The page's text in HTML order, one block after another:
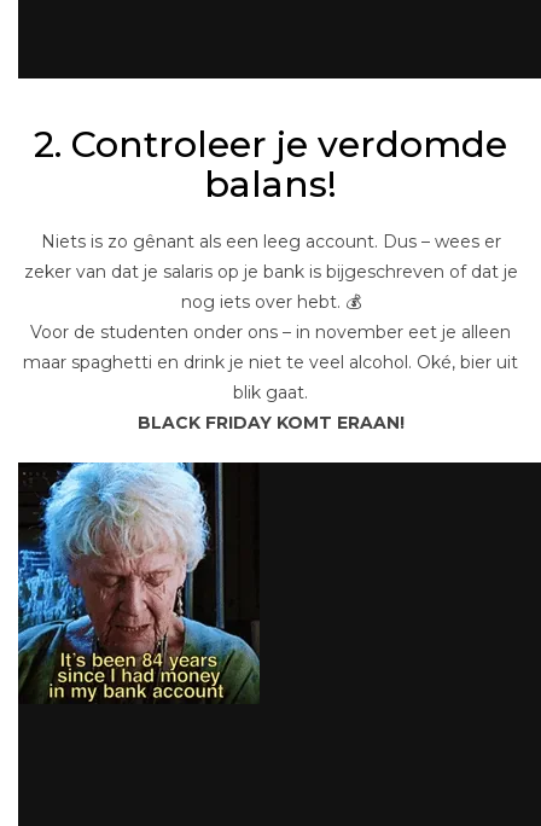
2. Controleer je verdomde
balans!
Niets is zo gênant als een leeg account. Dus – wees er
zeker van dat je salaris op je bank is bijgeschreven of dat je
nog iets over hebt. 💰
Voor de studenten onder ons – in november eet je alleen
maar spaghetti en drink je niet te veel alcohol. Oké, bier uit
blik gaat.
BLACK FRIDAY KOMT ERAAN!